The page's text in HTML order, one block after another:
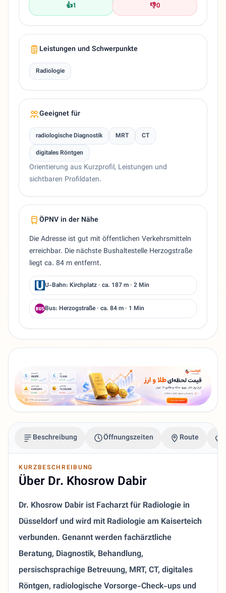
👍1 👎0
Leistungen und Schwerpunkte
Radiologie
Geeignet für
radiologische Diagnostik MRT
CT
digitales Röntgen
Orientierung aus Kurzprofil, Leistungen und
sichtbaren Profildaten.
ÖPNV in der Nähe
Die Adresse ist gut mit öffentlichen Verkehrsmitteln
erreichbar. Die nächste Bushaltestelle Herzogstraße
liegt ca. 84 m entfernt.
U-Bahn: Kirchplatz · ca. 187 m · 2 Min
Bus: Herzogstraße · ca. 84 m · 1 Min
Beschreibung Öffnungszeiten Route
KURZBESCHREIBUNG
Über Dr. Khosrow Dabir
Dr. Khosrow Dabir ist Facharzt für Radiologie in
Düsseldorf und wird mit Radiologie am Kaiserteich
verbunden. Genannt werden fachärztliche
Beratung, Diagnostik, Behandlung,
persischsprachige Betreuung, MRT, CT, digitales
Röntgen, radiologische Vorsorge-Check-ups und